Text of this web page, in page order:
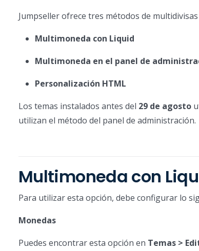
Jumpseller ofrece tres métodos de
Multimoneda con Liquid
Multimoneda en el panel de
Personalización HTML
Los temas instalados antes del 29 de agosto
utilizan el método del panel de administración.
Multimoneda con
Para utilizar esta opción, debe configurar lo
Monedas
Puedes encontrar esta opción en Temas >